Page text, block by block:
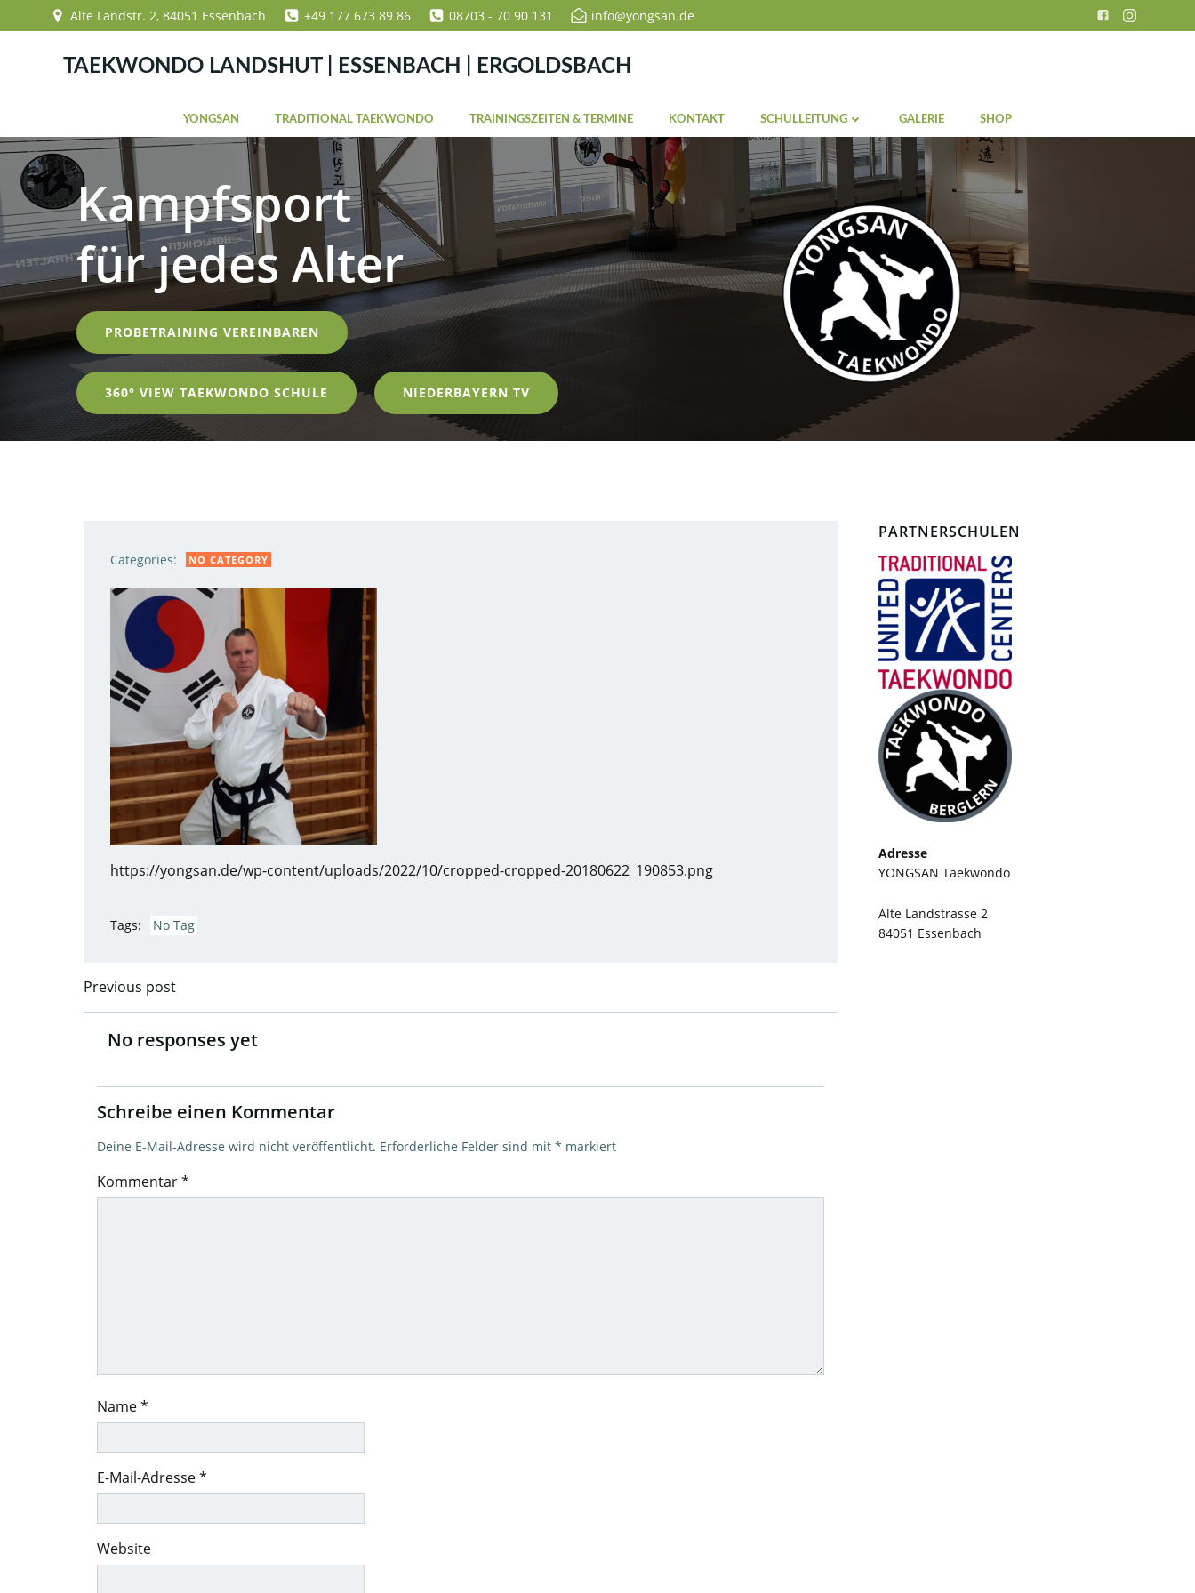
Inhalt
Alte Landstr. 2, 84051 Essenbach +49 177 673 89 86 08703 - 70 90 131 info@yongsan.de
TAEKWONDO LANDSHUT | ESSENBACH | ERGOLDSBACH
YONGSAN TRADITIONAL TAEKWONDO TRAININGSZEITEN & TERMINE KONTAKT SCHULLEITUNG GALERIE SHOP
Kampfsport
für jedes Alter
PROBETRAINING VEREINBAREN
360° VIEW TAEKWONDO SCHULE NIEDERBAYERN TV
Categories: NO CATEGORY
https://yongsan.de/wp-content/uploads/2022/10/cropped-cropped-20180622_190853.png
Tags: No Tag
Post
navigation
Previous post
No responses yet
Schreibe einen Kommentar
Deine E-Mail-Adresse wird nicht veröffentlicht. Erforderliche Felder sind mit * markiert
Kommentar*
Name*
E-Mail-Adresse*
Website
PARTNERSCHULEN
Adresse
YONGSAN Taekwondo
Alte Landstrasse 2
84051 Essenbach